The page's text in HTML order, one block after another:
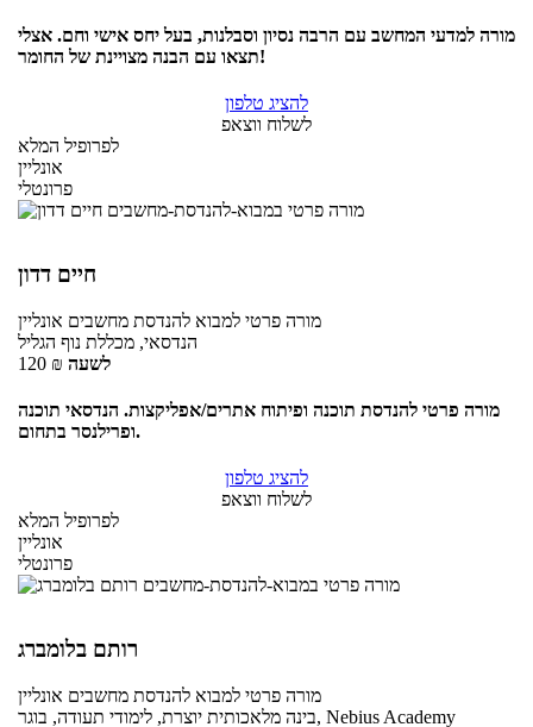
מורה למדעי המחשב עם הרבה נסיון וסבלנות, בעל יחס אישי וחם. אצלי
תצאו עם הבנה מצויינת של החומר!
להציג טלפון
לשלוח ווצאפ
לפרופיל המלא
אונליין
פרונטלי
חיים דדון
מורה פרטי למבוא להנדסת מחשבים אונליין
הנדסאי, מכללת נוף הגליל
120 ₪ לשעה
מורה פרטי להנדסת תוכנה ופיתוח אתרים/אפליקצות. הנדסאי תוכנה
ופרילנסר בתחום.
להציג טלפון
לשלוח ווצאפ
לפרופיל המלא
אונליין
פרונטלי
רותם בלומברג
מורה פרטי למבוא להנדסת מחשבים אונליין
בינה מלאכותית יוצרת, לימודי תעודה, בוגר, Nebius Academy